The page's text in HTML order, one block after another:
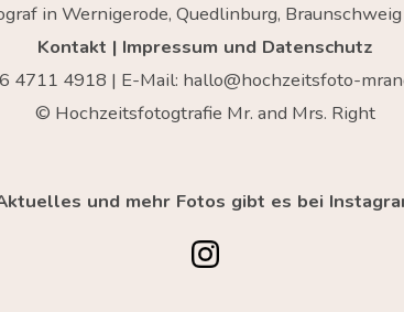
in Wernigerode, Quedlinburg,
Kontakt | Impressum und Datenschutz
4711 4918 | E-Mail: hallo@hochzeitsfoto-
© Hochzeitsfotogtrafie Mr. and Mrs. Right
und mehr Fotos gibt es bei